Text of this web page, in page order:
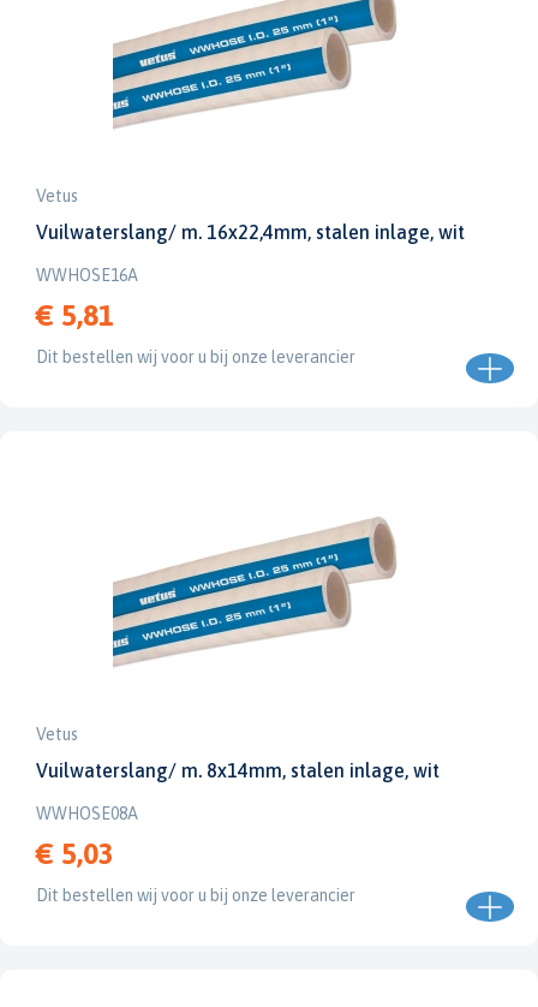
Vetus
Vuilwaterslang/ m. 16x22,4mm, stalen inlage, wit
WWHOSE16A
€ 5,81
Dit bestellen wij voor u bij onze leverancier
Vetus
Vuilwaterslang/ m. 8x14mm, stalen inlage, wit
WWHOSE08A
€ 5,03
Dit bestellen wij voor u bij onze leverancier